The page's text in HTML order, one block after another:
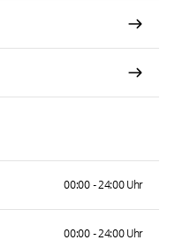
00:00 - 24:00 Uhr
00:00 - 24:00 Uhr